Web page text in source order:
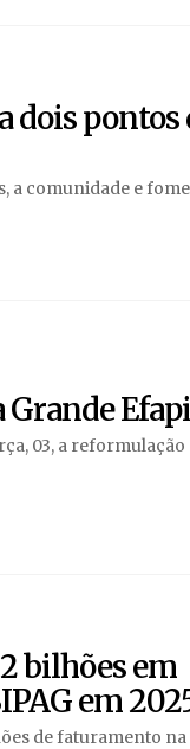
dois pontos
a comunidade e
Grande Efapi
03, a reformulação
bilhões em
em
de faturamento na